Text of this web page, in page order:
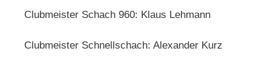
Clubmeister Schach 960: Klaus Lehmann
Clubmeister Schnellschach: Alexander Kurz